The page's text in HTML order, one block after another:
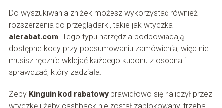
Do wyszukiwania zniżek możesz wykorzystać również
rozszerzenia do przeglądarki, takie jak wtyczka
alerabat.com. Tego typu narzędzia podpowiadają
dostępne kody przy podsumowaniu zamówienia, więc nie
musisz ręcznie wklejać każdego kuponu z osobna i
sprawdzać, który zadziała.
Żeby Kinguin kod rabatowyprawidłowo się naliczył przez
wtyczkę i żeby cashback nie został zablokowany, trzeba